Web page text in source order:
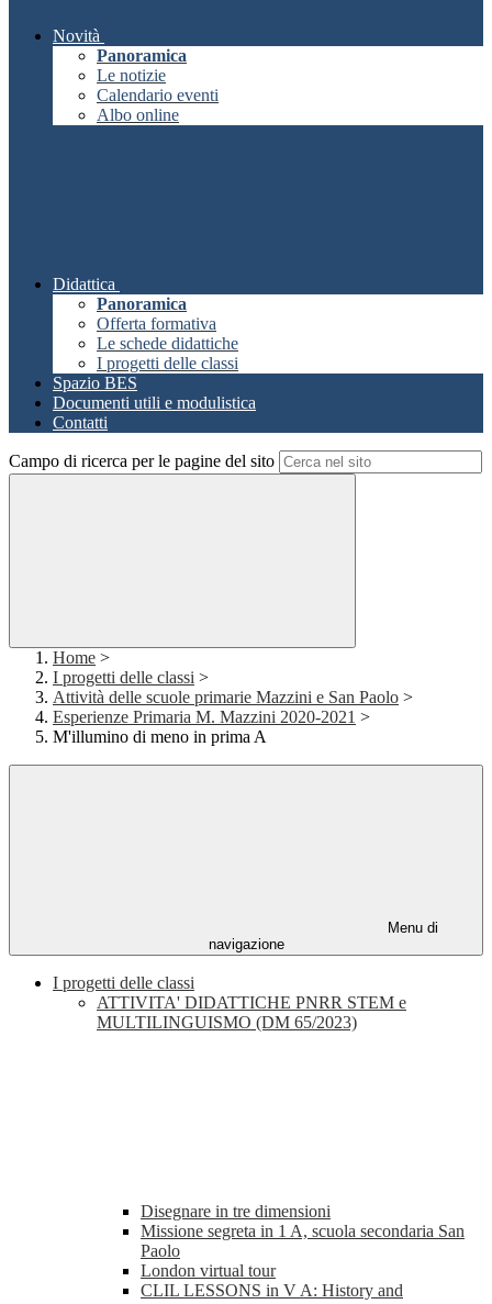
Novità
Panoramica
Le notizie
Calendario eventi
Albo online
Didattica
Panoramica
Offerta formativa
Le schede didattiche
I progetti delle classi
Spazio BES
Documenti utili e modulistica
Contatti
Campo di ricerca per le pagine del sito
Home >
I progetti delle classi >
Attività delle scuole primarie Mazzini e San Paolo >
Esperienze Primaria M. Mazzini 2020-2021 >
M'illumino di meno in prima A
Menu di
navigazione
I progetti delle classi
ATTIVITA' DIDATTICHE PNRR STEM e
MULTILINGUISMO (DM 65/2023)
Disegnare in tre dimensioni
Missione segreta in 1 A, scuola secondaria San
Paolo
London virtual tour
CLIL LESSONS in V A: History and